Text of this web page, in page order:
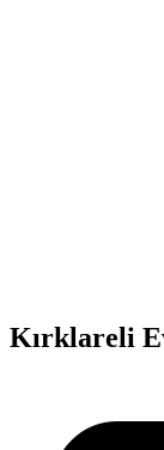
Kırklareli